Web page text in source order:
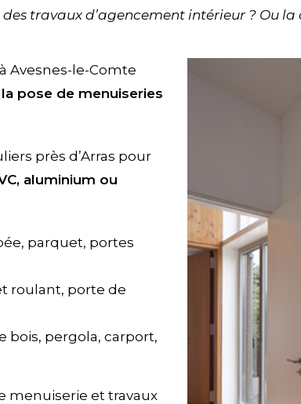
travaux d’agencement intérieur ? Ou
Avesnes-le-Comte
pose de menuiseries
près d’Arras pour
aluminium ou
parquet, portes
roulant, porte de
bois, pergola, carport,
menuiserie et travaux